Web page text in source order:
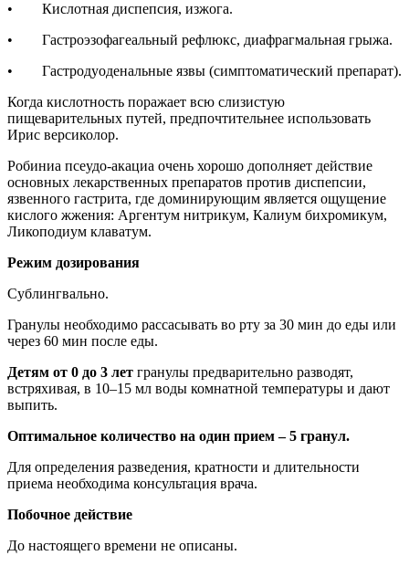
• Кислотная диспепсия, изжога.
• Гастроэзофагеальный рефлюкс, диафрагмальная грыжа.
• Гастродуоденальные язвы (симптоматический препарат).
Когда кислотность поражает всю слизистую
пищеварительных путей, предпочтительнее использовать
Ирис версиколор.
Робиниа псеудо-акациа очень хорошо дополняет действие
основных лекарственных препаратов против диспепсии,
язвенного гастрита, где доминирующим является ощущение
кислого жжения: Аргентум нитрикум, Калиум бихромикум,
Ликоподиум клаватум.
Режим дозирования
Сублингвально.
Гранулы необходимо рассасывать во рту за 30 мин до еды или
через 60 мин после еды.
Детям от 0 до 3 лет гранулы предварительно разводят,
встряхивая, в 10–15 мл воды комнатной температуры и дают
выпить.
Оптимальное количество на один прием – 5 гранул.
Для определения разведения, кратности и длительности
приема необходима консультация врача.
Побочное действие
До настоящего времени не описаны.